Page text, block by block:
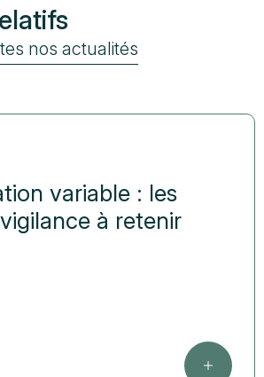
nos actualités
variable : les
à retenir